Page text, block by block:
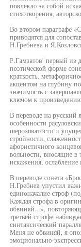
повлекло за собой
стихотворения,
Во втором параграфе
приводятся для
Н.Гребнева и
Р.Гамзатов' первый из
поэтической форме
краткость,
акцентом на глубину
значимость с
ключом к
В переводе на русский
особенности
шероховатости и
стройности,
афористичного
вольности, вносящие в
искажения,
В переводе сонета
Н.Гребнев упустил
единоначалие строф
Каждая строфа в
обвиняй...»,
третьей строфе
синтаксический
Меня не обвиняй, я
эмоционально-